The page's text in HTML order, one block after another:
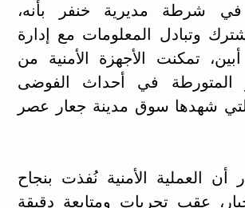
شرطة مديرية خنفر بأنه،
وتبادل المعلومات مع إدارة
تمكنت الأجهزة الأمنية من
المتورطة في أحداث الفوضى
شهدها سوق مدينة جعار عصر
العملية الأمنية نُفذت بنجاح
عقب تحريات ومتابعة دقيقة